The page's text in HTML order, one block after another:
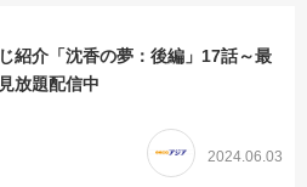
紹介「沈香の夢：後編」17話～最
放題配信中
2024.06.03